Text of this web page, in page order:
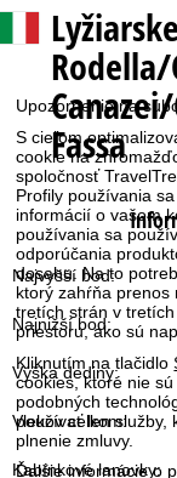
Upozornenie na
S cieľom
cookie na
spoločnosť
Profily používania
informácií o vašom
používania sa
odporúčania
dosahu. Na to
ktorý zahŕňa prenos
tretích strán v
priestoru, ako sú
Kliknutím na tlačidlo
cookies, ktoré nie
podobných
používať len služby,
plnenie zmluvy.
Ďalšie informácie o
v
n
á
s
t
r
á
n
Fassa
Najvyšší bod:
Najnižší bod:
Výška dediny:
Vlekov celkom:
Kabínkové lanovky: